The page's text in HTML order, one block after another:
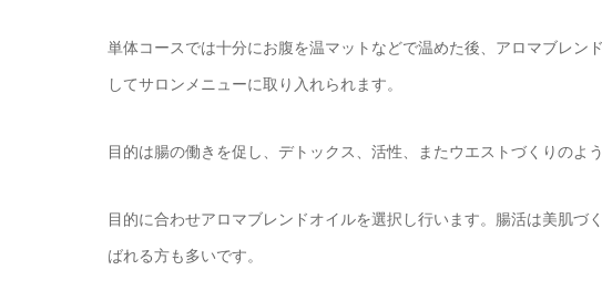
単体コースでは十分にお腹を温マットなどで温めた後、アロマブレン
してサロンメニューに取り入れられます。
目的は腸の働きを促し、デトックス、活性、またウエストづくりのよ
目的に合わせアロマブレンドオイルを選択し行います。腸活は美肌
ばれる方も多いです。